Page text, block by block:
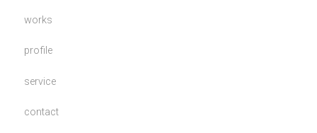
works
profile
service
contact